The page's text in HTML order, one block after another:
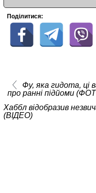
Поділитися:
Фу, яка гидота, ці
про ранні підйоми
Хаббл відобразив
(ВІДЕО)